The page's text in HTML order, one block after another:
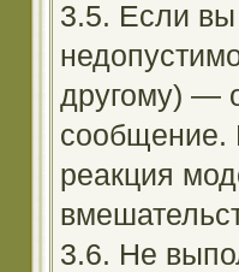
3.5. Если вы
другому) —
сообщение.
реакция
3.6. Не